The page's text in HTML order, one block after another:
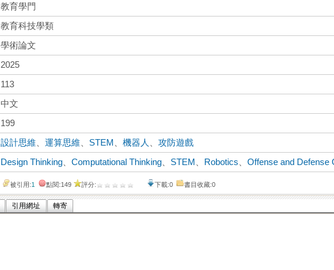
教育學門
教育科技學類
學術論文
2025
113
中文
199
設計思維 、運算思維 STEM 、機器人 、攻防遊戲
Design Thinking 、Computational Thinking STEM Robotics 、Offense and Defense
被引用:1 點閱:149 評分: 下載:0 書目收藏:0
引用網址 轉寄